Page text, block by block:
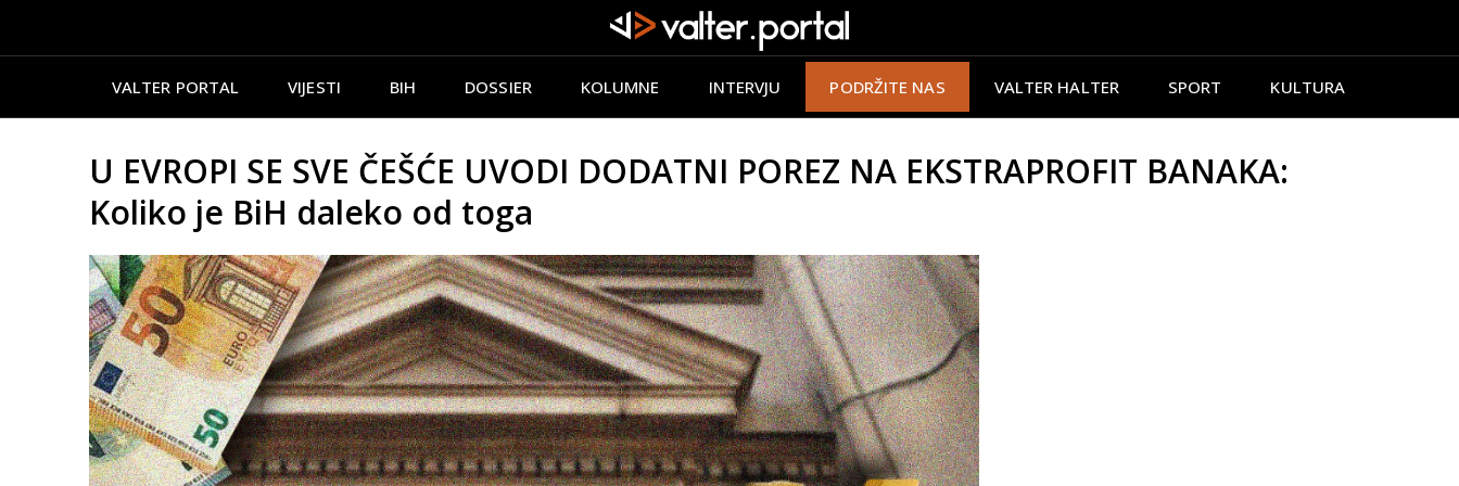
VALTER PORTAL VIJESTI BIH DOSSIER KOLUMNE INTERVJU PODRŽITE NAS VALTER HALTER SPORT KULTURA
U EVROPI SE SVE ČEŠĆE UVODI DODATNI POREZ NA EKSTRAPROFIT BANAKA:
Koliko je BiH daleko od toga